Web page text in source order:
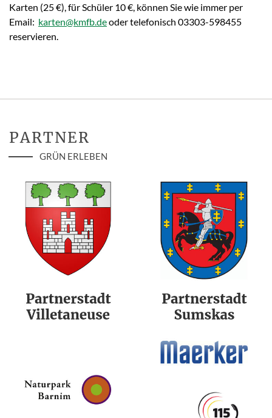
Karten (25 €), für Schüler 10 €, können Sie wie immer per
Email: karten@kmfb.deoder telefonisch 03303-598455
reservieren.
PARTNER
GRÜN ERLEBEN